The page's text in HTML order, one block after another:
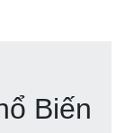
Biến